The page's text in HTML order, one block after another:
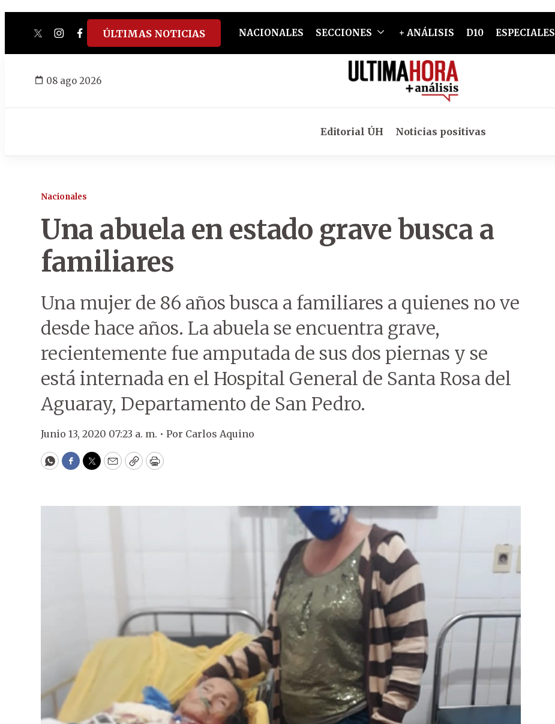
twitterinstagram
facebook
tiktokyoutube
spotify
ÚLTIMAS NOTICIAS NACIONALES SECCIONES + ANÁLISIS D10 ESPECIALES
08 ago 2026
Editorial ÚH Noticias positivas
Nacionales
Una abuela en estado grave busca a
familiares
Una mujer de 86 años busca a familiares a quienes no ve
desde hace años. La abuela se encuentra grave,
recientemente fue amputada de sus dos piernas y se
está internada en el Hospital General de Santa Rosa del
Aguaray, Departamento de San Pedro.
Junio 13, 2020 07:23 a. m. • Por Carlos Aquino
WhatsApp
Facebook
Twitter
EmailCopyPrint